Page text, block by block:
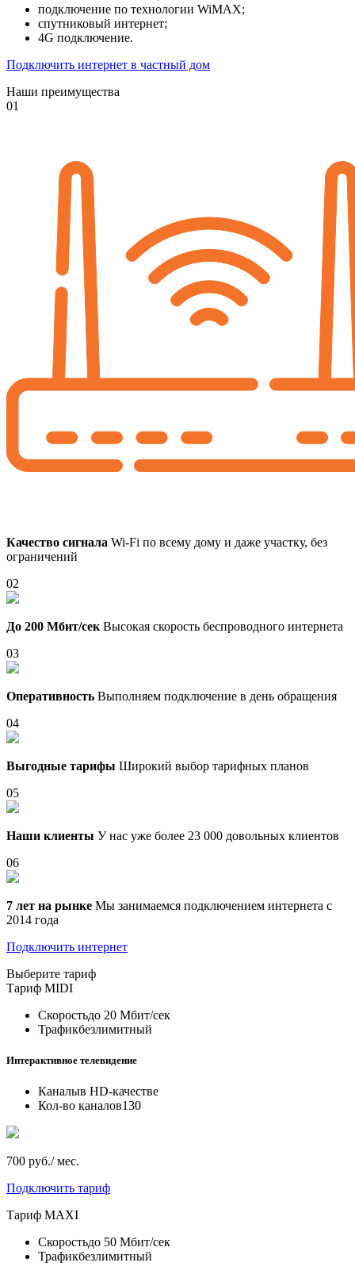
подключение по технологии WiMAX;
спутниковый интернет;
4G подключение.
Подключить интернет в частный дом
Наши преимущества
01
Качество сигнала Wi-Fi по всему дому и даже участку, без
ограничений
02
До 200 Мбит/сек Высокая скорость беспроводного интернета
03
Оперативность Выполняем подключение в день обращения
04
Выгодные тарифы Широкий выбор тарифных планов
05
Наши клиенты У нас уже более 23 000 довольных клиентов
06
7 лет на рынке Мы занимаемся подключением интернета с
2014 года
Подключить интернет
Выберите тариф
Тариф MIDI
Скоростьдо 20 Мбит/сек
Трафикбезлимитный
Интерактивное телевидение
Каналыв HD-качестве
Кол-во каналов130
700 руб./ мес.
Подключить тариф
Тариф MAXI
Скоростьдо 50 Мбит/сек
Трафикбезлимитный